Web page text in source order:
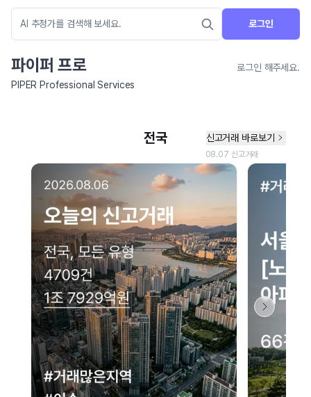
로그인
파이퍼 프로
로그인 해주세요.
PIPER Professional Services
네이버 지도 연결 안내
현재 네이버 지도 연결이 원활하지 않아 지도를 불러올 수 없습니다.
이용에 불편을 드려 죄송합니다.
다시 시도